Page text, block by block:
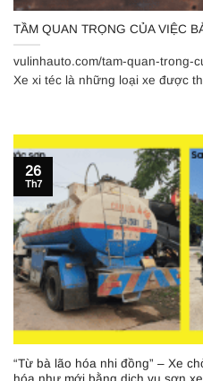
TẦM QUAN TRỌNG CỦA VIỆC
vulinhauto.com/tam-quan-trong-
Xe xi téc là những loại xe được
“Từ bà lão hóa nhi đồng” – Xe
26
Th7